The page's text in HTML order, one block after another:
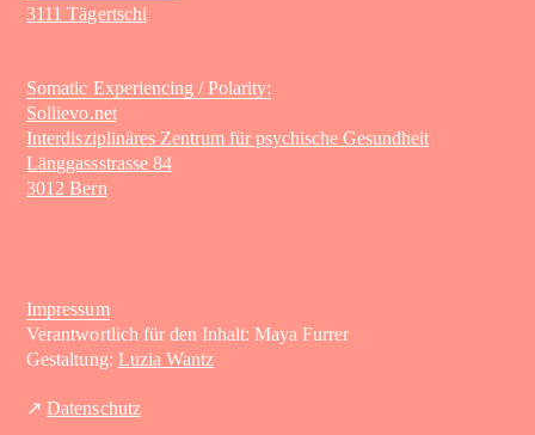
3111 Tägertschi
Somatic Experiencing / Polarity:
Sollievo.net
Interdisziplinäres Zentrum für psychische Gesundheit
Länggassstrasse 84
3012 Bern
Impressum
Verantwortlich für den Inhalt: Maya Furrer
Gestaltung: Luzia Wantz
↗Datenschutz